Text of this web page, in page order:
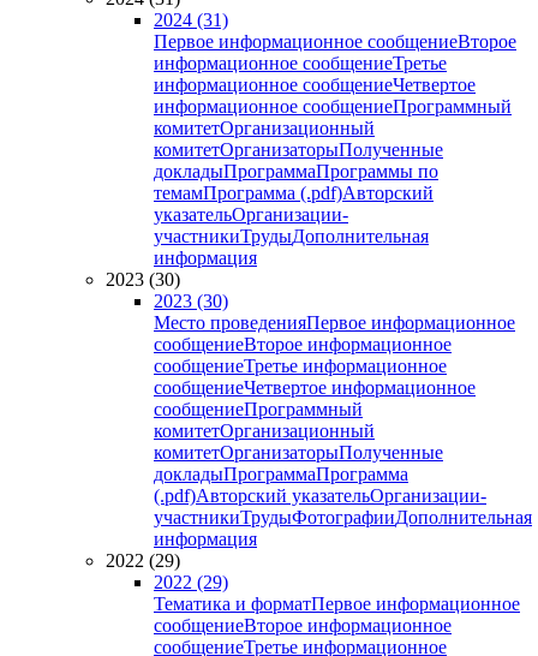
2024 (31)
Первое информационное сообщениеВторое
информационное сообщениеТретье
информационное сообщениеЧетвертое
информационное сообщениеПрограммный
комитетОрганизационный
комитетОрганизаторыПолученные
докладыПрограммаПрограммы по
темамПрограмма (.pdf)Авторский
указательОрганизации-
участникиТрудыДополнительная
информация
2023 (30)
2023 (30)
Место проведенияПервое информационное
сообщениеВторое информационное
сообщениеТретье информационное
сообщениеЧетвертое информационное
сообщениеПрограммный
комитетОрганизационный
комитетОрганизаторыПолученные
докладыПрограммаПрограмма
(.pdf)Авторский указательОрганизации-
участникиТрудыФотографииДополнительная
информация
2022 (29)
2022 (29)
Тематика и форматПервое информационное
сообщениеВторое информационное
сообщениеТретье информационное